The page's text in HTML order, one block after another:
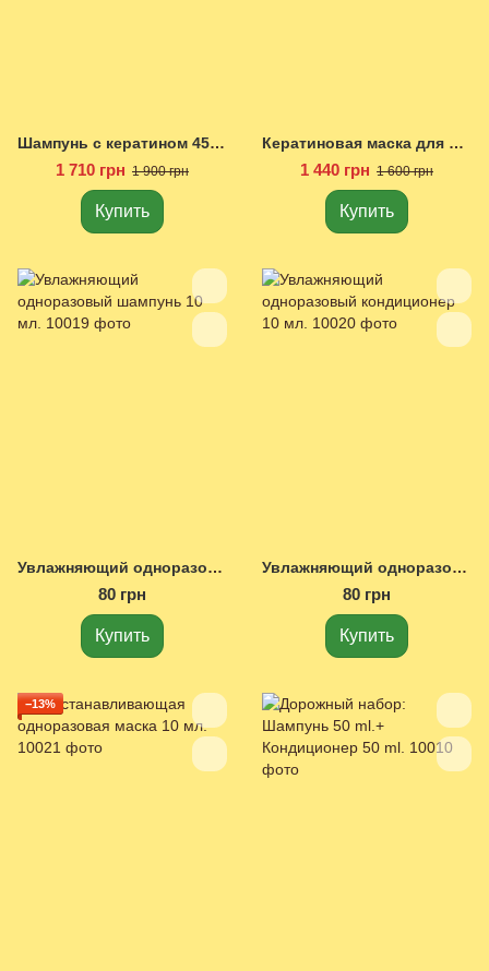
Шампунь с кератином 450 мл.
1 710 грн 1 900 грн
Купить
Кератиновая маска для волос 300 мл.
1 440 грн 1 600 грн
Купить
Увлажняющий одноразовый шампунь 10 мл.
80 грн
Купить
Увлажняющий одноразовый кондиционер 10 мл.
80 грн
Купить
−13%